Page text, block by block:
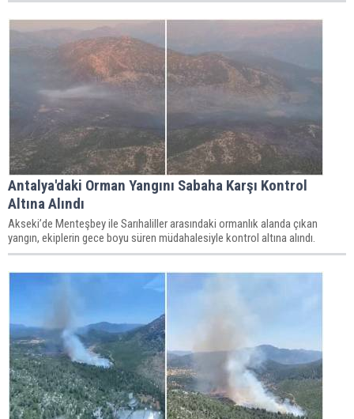
Antalya'daki Orman Yangını Sabaha Karşı Kontrol
Altına Alındı
Akseki’de Menteşbey ile Sarıhaliller arasındaki ormanlık alanda çıkan
yangın, ekiplerin gece boyu süren müdahalesiyle kontrol altına alındı.